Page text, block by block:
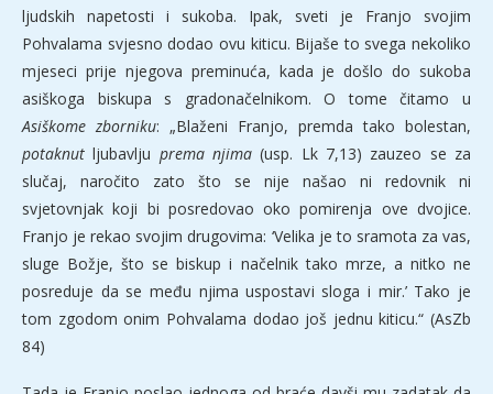
ljudskih napetosti i sukoba. Ipak, sveti je Franjo svojim
Pohvalama svjesno dodao ovu kiticu. Bijaše to svega nekoliko
mjeseci prije njegova preminuća, kada je došlo do sukoba
asiškoga biskupa s gradonačelnikom. O tome čitamo u
Asiškome zborniku: „Blaženi Franjo, premda tako bolestan,
potaknut ljubavlju prema njima (usp. Lk 7,13) zauzeo se za
slučaj, naročito zato što se nije našao ni redovnik ni
svjetovnjak koji bi posredovao oko pomirenja ove dvojice.
Franjo je rekao svojim drugovima: ‘Velika je to sramota za vas,
sluge Božje, što se biskup i načelnik tako mrze, a nitko ne
posreduje da se među njima uspostavi sloga i mir.’ Tako je
tom zgodom onim Pohvalama dodao još jednu kiticu.“ (AsZb
84)